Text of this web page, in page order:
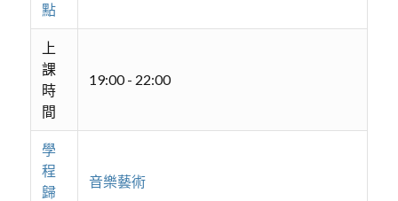
點
上
課
時
間
19:00 - 22:00
學
程
歸
音樂藝術